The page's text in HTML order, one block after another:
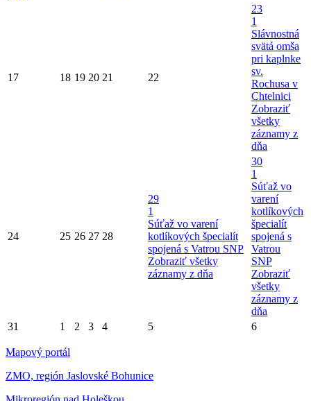
17 18 19 20 21 22
23
1
Slávnostná
svätá omša
pri kaplnke
sv.
Rochusa v
Chtelnici
Zobraziť
všetky
záznamy z
dňa
24 25 26 27 28
29
1
Súťaž vo varení
kotlíkových špecialít
spojená s Vatrou SNP
Zobraziť všetky
záznamy z dňa
30
1
Súťaž vo
varení
kotlíkových
špecialít
spojená s
Vatrou
SNP
Zobraziť
všetky
záznamy z
dňa
31
1 2 3 4 5 6
Mapový portál
ZMO, región Jaslovské Bohunice